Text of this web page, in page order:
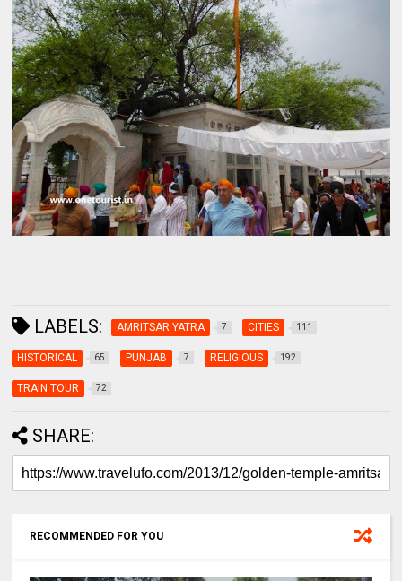
LABELS: AMRITSAR YATRA 7 CITIES 111
HISTORICAL 65 PUNJAB 7 RELIGIOUS 192
TRAIN TOUR 72
SHARE:
RECOMMENDED FOR YOU